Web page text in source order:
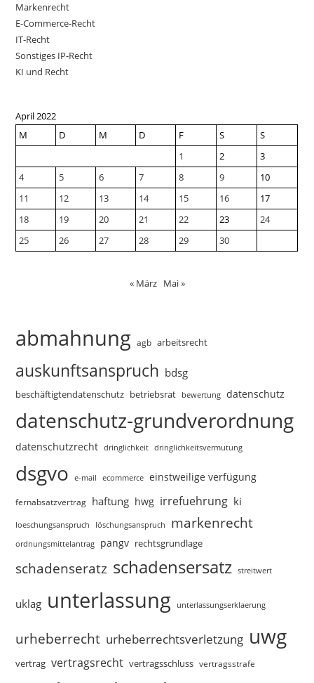
Markenrecht
E-Commerce-Recht
IT-Recht
Sonstiges IP-Recht
KI und Recht
April 2022
M
D M D F S
S
1
2
3
4
5 6 7 8 9
10
11
12 13 14 15 16
17
18
19 20 21 22 23
24
25
26 27 28 29 30
« März Mai »
abmahnung agb arbeitsrecht
auskunftsanspruch bdsg
beschäftigtendatenschutz betriebsrat bewertung datenschutz
datenschutz-grundverordnung
datenschutzrecht dringlichkeit dringlichkeitsvermutung
dsgvo e-mail ecommerce einstweilige verfügung
fernabsatzvertrag haftung hwg irrefuehrung ki
loeschungsanspruch löschungsanspruch markenrecht
ordnungsmittelantrag pangv rechtsgrundlage
schadenseratz schadensersatz streitwert
uklag unterlassung unterlassungserklaerung
urheberrecht urheberrechtsverletzung uwg
vertrag vertragsrecht vertragsschluss vertragsstrafe